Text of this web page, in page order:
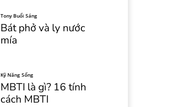
Tony Buổi Sáng
Bát phở và ly nước
mía
Kỹ Năng Sống
MBTI là gì? 16 tính
cách MBTI